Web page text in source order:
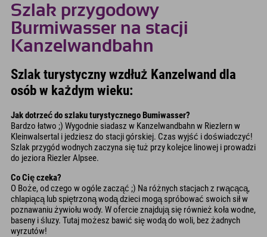
Szlak przygodowy
Burmiwasser na stacji
Kanzelwandbahn
Szlak turystyczny wzdłuż Kanzelwand dla
osób w każdym wieku:
Jak dotrzeć do szlaku turystycznego Bumiwasser?
Bardzo łatwo ;) Wygodnie siadasz w Kanzelwandbahn w Riezlern w
Kleinwalsertal i jedziesz do stacji górskiej. Czas wyjść i doświadczyć!
Szlak przygód wodnych zaczyna się tuż przy kolejce linowej i prowadzi
do jeziora Riezler Alpsee.
Co Cię czeka?
O Boże, od czego w ogóle zacząć ;) Na różnych stacjach z rwącącą,
chlapiącą lub spiętrzoną wodą dzieci mogą spróbować swoich sił w
poznawaniu żywiołu wody. W ofercie znajdują się również koła wodne,
baseny i śluzy. Tutaj możesz bawić się wodą do woli, bez żadnych
wyrzutów!